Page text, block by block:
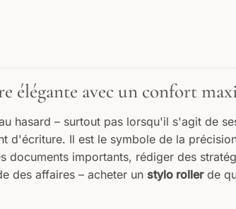
élégante avec un confort
hasard – surtout pas lorsqu'il s'agit de
d'écriture. Il est le symbole de la
documents importants, rédiger des
des affaires – acheter un stylo rollerde